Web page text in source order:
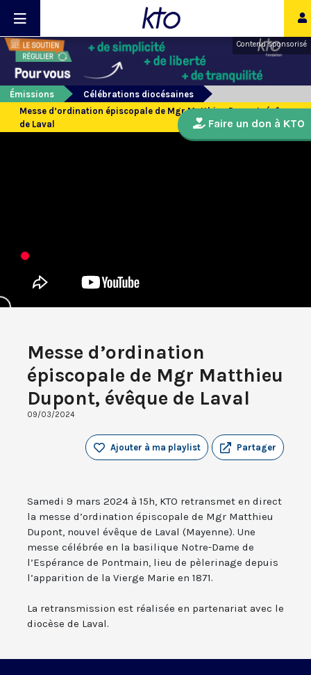
Contenu sponsorisé
Émissions
Célébrations diocésaines
Messe d’ordination épiscopale de Mgr Matthieu Dupont, évêque
de Laval
Messe d’ordination
épiscopale de Mgr Matthieu
Dupont, évêque de Laval
09/03/2024
Partager
Ajouter à ma playlist
Samedi 9 mars 2024 à 15h, KTO retransmet en direct
la messe d’ordination épiscopale de Mgr Matthieu
Dupont, nouvel évêque de Laval (Mayenne). Une
messe célébrée en la basilique Notre-Dame de
l’Espérance de Pontmain, lieu de pèlerinage depuis
l’apparition de la Vierge Marie en 1871.
La retransmission est réalisée en partenariat avec le
diocèse de Laval.
Faire un don à KTO